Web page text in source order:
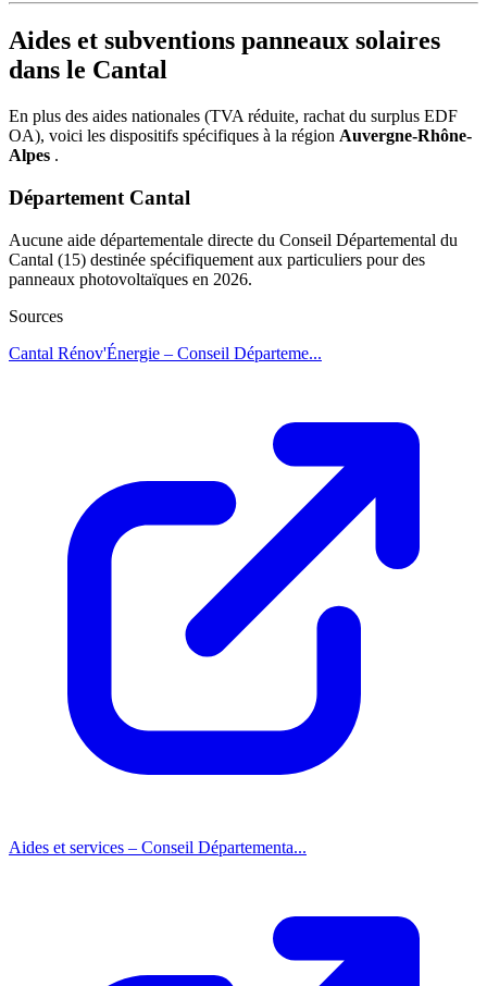
Aides et subventions panneaux solaires
dans le Cantal
En plus des aides nationales (TVA réduite, rachat du surplus EDF
OA), voici les dispositifs spécifiques à la région Auvergne-Rhône-
Alpes .
Département Cantal
Aucune aide départementale directe du Conseil Départemental du
Cantal (15) destinée spécifiquement aux particuliers pour des
panneaux photovoltaïques en 2026.
Sources
Cantal Rénov'Énergie – Conseil Départeme...
Aides et services – Conseil Départementa...